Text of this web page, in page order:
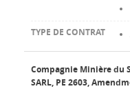
Compagnie Minière du
SARL, PE 2603,